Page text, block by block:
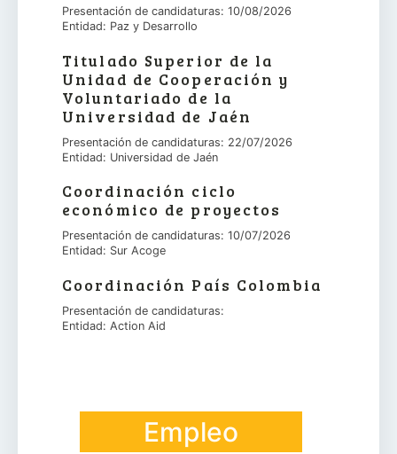
Presentación de candidaturas: 10/08/2026
Entidad: Paz y Desarrollo
Titulado Superior de la
Unidad de Cooperación y
Voluntariado de la
Universidad de Jaén
Presentación de candidaturas: 22/07/2026
Entidad: Universidad de Jaén
Coordinación ciclo
económico de proyectos
Presentación de candidaturas: 10/07/2026
Entidad: Sur Acoge
Coordinación País Colombia
Presentación de candidaturas:
Entidad: Action Aid
Empleo